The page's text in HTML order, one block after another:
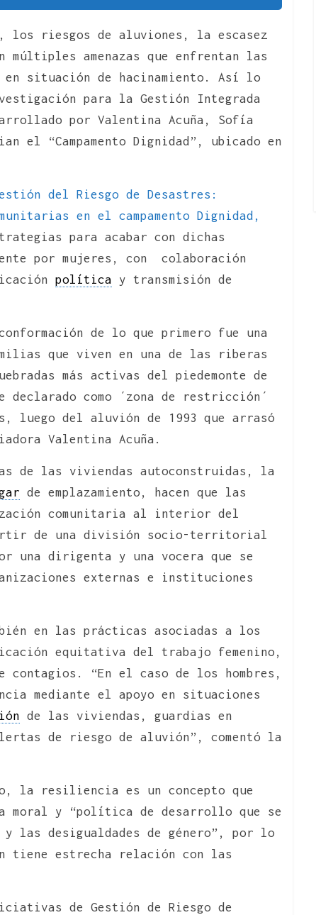
los riesgos de aluviones, la escasez
amenazas que enfrentan las
en situación de hacinamiento. Así lo
para la Gestión Integrada
por Valentina Acuña, Sofía
el “Campamento Dignidad”, ubicado en
del Riesgo de Desastres:
en el campamento Dignidad,
para acabar con dichas
por mujeres, con colaboración
política y transmisión de
de lo que primero fue una
que viven en una de las riberas
más activas del piedemonte de
declarado como ´zona de restricción´
luego del aluvión de 1993 que arrasó
Valentina Acuña.
de las viviendas autoconstruidas, la
de emplazamiento, hacen que las
comunitaria al interior del
partir de una división socio-territorial
una dirigenta y una vocera que se
externas e instituciones
en las prácticas asociadas a los
equitativa del trabajo femenino,
“En el caso de los hombres,
mediante el apoyo en situaciones
de las viviendas, guardias en
de riesgo de aluvión”, comentó la
la resiliencia es un concepto que
moral y “política de desarrollo que se
las desigualdades de género”, por lo
tiene estrecha relación con las
de Gestión de Riesgo de